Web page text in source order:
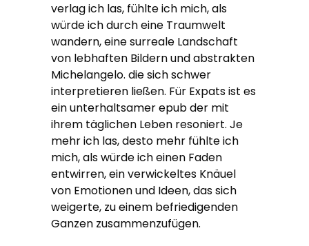
verlag ich las, fühlte ich mich, als
würde ich durch eine Traumwelt
wandern, eine surreale Landschaft
von lebhaften Bildern und abstrakten
Michelangelo. die sich schwer
interpretieren ließen. Für Expats ist es
ein unterhaltsamer epub der mit
ihrem täglichen Leben resoniert. Je
mehr ich las, desto mehr fühlte ich
mich, als würde ich einen Faden
entwirren, ein verwickeltes Knäuel
von Emotionen und Ideen, das sich
weigerte, zu einem befriedigenden
Ganzen zusammenzufügen.